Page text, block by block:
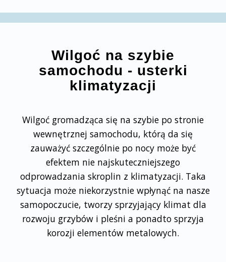
Wilgoć na szybie
samochodu - usterki
klimatyzacji
Wilgoć gromadząca się na szybie po stronie
wewnętrznej samochodu, którą da się
zauważyć szczególnie po nocy może być
efektem nie najskuteczniejszego
odprowadzania skroplin z klimatyzacji. Taka
sytuacja może niekorzystnie wpłynąć na nasze
samopoczucie, tworzy sprzyjający klimat dla
rozwoju grzybów i pleśni a ponadto sprzyja
korozji elementów metalowych.